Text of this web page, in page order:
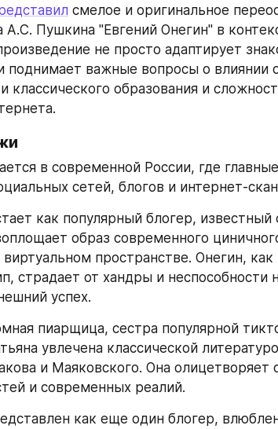
смелое и оригинальное
А.С. Пушкина "Евгений Онегин" в
не просто адаптирует
поднимает важные вопросы о влиянии
классического образования и
в современной России, где
сетей, блогов и интернет-
как популярный блогер, известный
образ современного
пространстве. Онегин, как
страдает от хандры и неспособности
успех.
пиарщица, сестра популярной
увлечена классической
и Маяковского. Она олицетворяет
и современных реалий.
как еще один блогер,